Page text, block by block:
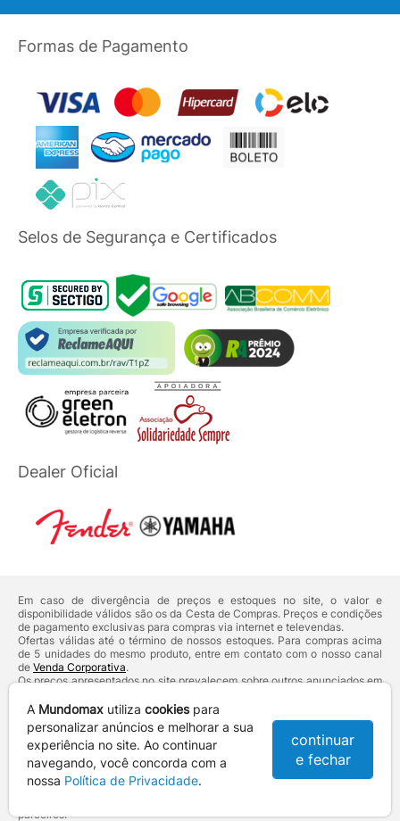
Formas de Pagamento
Selos de Segurança e Certificados
Dealer Oficial
Em caso de divergência de preços e estoques no site, o valor e
disponibilidade válidos são os da Cesta de Compras. Preços e condições
de pagamento exclusivas para compras via internet e televendas.
Ofertas válidas até o término de nossos estoques. Para compras acima
de 5 unidades do mesmo produto, entre em contato com o nosso canal
de Venda Corporativa.
Os preços apresentados no site prevalecem sobre outros anunciados em
Defesa do Consumidor:Lei nº 8.078.
Vendas sujeitas à confirmação de dados e análises de crédito e risco.
Razão Social: Hayamax Distribuidora de Produtos Eletrônicos Ltda -
CNPJ: 01.725.627/0002-53 - Endereço: R. Senador Souza Naves, 9 -
Centro - CEP: 86010-921 - Londrina / PR
Mundomax. 2007 - 2026 - Todos os direitos reservados. - Fotos e
parceiros.
A Mundomax utiliza cookiespara
personalizar anúncios e melhorar a sua
experiência no site. Ao continuar
navegando, você concorda com a
nossa Política de Privacidade.
continuar
e fechar